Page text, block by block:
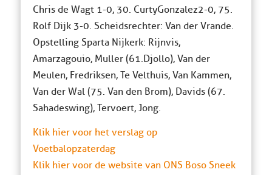
Chris de Wagt 1-0, 30. Curty Gonzalez 2-0, 75.
Rolf Dijk 3-0. Scheidsrechter: Van der Vrande.
Opstelling Sparta Nijkerk: Rijnvis,
Amarzagouio, Muller (61.Djollo), Van der
Meulen, Fredriksen, Te Velthuis, Van Kammen,
Van der Wal (75. Van den Brom), Davids (67.
Sahadeswing), Tervoert, Jong.
Klik hier voor het verslag op
Voetbalopzaterdag
Klik hier voor de website van ONS Boso Sneek